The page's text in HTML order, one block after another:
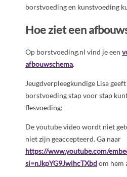
borstvoeding en kunstvoeding
Hoe ziet een
Op borstvoeding.nl vind je een
afbouwschema.
Jeugdverpleegkundige Lisa
borstvoeding stap voor stap
flesvoeding:
De youtube video wordt niet
niet zijn geaccepteerd. Ga naar
https://www.youtube.com/
si=nJkpYG9JwihcTXbdom hem